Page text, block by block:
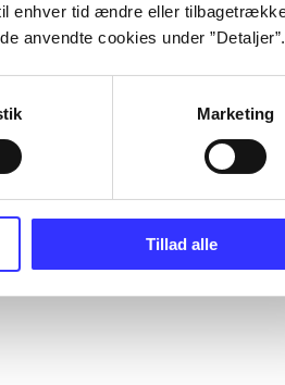
enhver tid ændre eller
anvendte cookies under ”Detaljer”.
Marketing
Tillad alle